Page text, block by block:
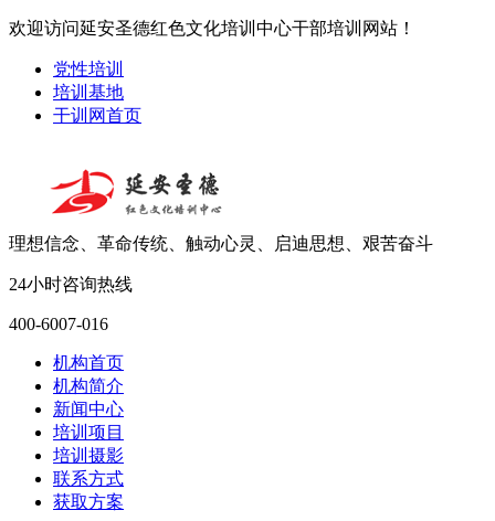
欢迎访问延安圣德红色文化培训中心干部培训网站！
党性培训
培训基地
干训网首页
理想信念、革命传统、触动心灵、启迪思想、艰苦奋斗
24小时咨询热线
400-6007-016
机构首页
机构简介
新闻中心
培训项目
培训摄影
联系方式
获取方案